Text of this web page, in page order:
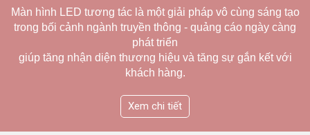
Màn hình LED tương tác là một giải pháp vô cùng sáng tạo
trong bối cảnh ngành truyền thông - quảng cáo ngày càng
phát triển
giúp tăng nhận diện thương hiệu và tăng sự gắn kết với
khách hàng.
Xem chi tiết